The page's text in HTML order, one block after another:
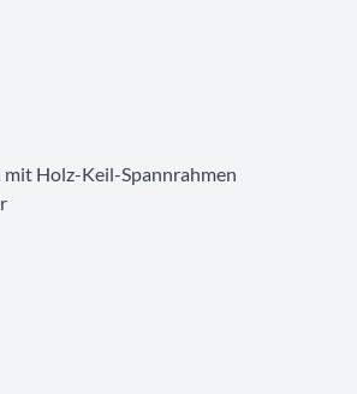
Holz-Keil-Spannrahmen